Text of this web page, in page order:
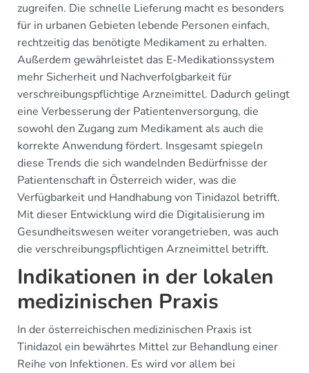
zugreifen. Die schnelle Lieferung macht es besonders
für in urbanen Gebieten lebende Personen einfach,
rechtzeitig das benötigte Medikament zu erhalten.
Außerdem gewährleistet das E-Medikationssystem
mehr Sicherheit und Nachverfolgbarkeit für
verschreibungspflichtige Arzneimittel. Dadurch gelingt
eine Verbesserung der Patientenversorgung, die
sowohl den Zugang zum Medikament als auch die
korrekte Anwendung fördert. Insgesamt spiegeln
diese Trends die sich wandelnden Bedürfnisse der
Patientenschaft in Österreich wider, was die
Verfügbarkeit und Handhabung von Tinidazol betrifft.
Mit dieser Entwicklung wird die Digitalisierung im
Gesundheitswesen weiter vorangetrieben, was auch
die verschreibungspflichtigen Arzneimittel betrifft.
Indikationen in der lokalen
medizinischen Praxis
In der österreichischen medizinischen Praxis ist
Tinidazol ein bewährtes Mittel zur Behandlung einer
Reihe von Infektionen. Es wird vor allem bei